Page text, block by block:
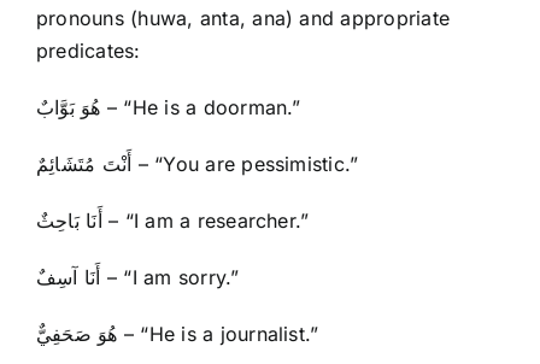
pronouns (huwa, anta, ana) and appropriate
predicates:
هُوَ بَوَّابٌ – “He is a doorman.”
أَنْتَ مُتَشَائِمٌ – “You are pessimistic.”
أَنَا بَاحِثٌ – “I am a researcher.”
أَنَا آسِفٌ – “I am sorry.”
هُوَ صَحَفِيٌّ – “He is a journalist.”